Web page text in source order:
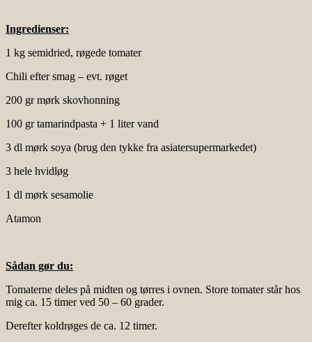
Ingredienser:
1 kg semidried, røgede tomater
Chili efter smag – evt. røget
200 gr mørk skovhonning
100 gr tamarindpasta + 1 liter vand
3 dl mørk soya (brug den tykke fra asiatersupermarkedet)
3 hele hvidløg
1 dl mørk sesamolie
Atamon
Sådan gør du:
Tomaterne deles på midten og tørres i ovnen. Store tomater står hos
mig ca. 15 timer ved 50 – 60 grader.
Derefter koldrøges de ca. 12 timer.